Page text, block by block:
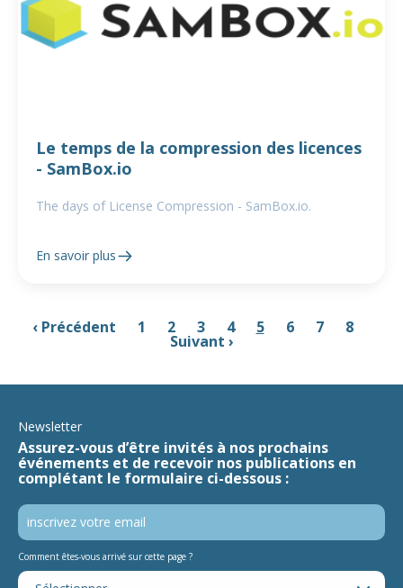
Le temps de la compression des licences
- SamBox.io
The days of License Compression - SamBox.io.
En savoir plus
‹ Précédent 1 2 3 4 5 6 7 8
Suivant ›
Newsletter
Assurez-vous d’être invités à nos prochains
événements et de recevoir nos publications en
complétant le formulaire ci-dessous :
Comment êtes-vous arrivé sur cette page ?